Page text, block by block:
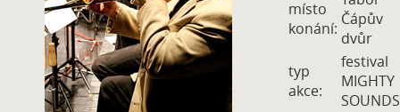
místo
konání: Čápův
dvůr
typ
akce:
festival
MIGHTY
SOUNDS